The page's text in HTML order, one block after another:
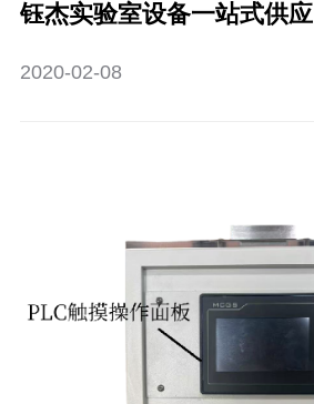
钰杰实验室设备一站式供应
2020-02-08